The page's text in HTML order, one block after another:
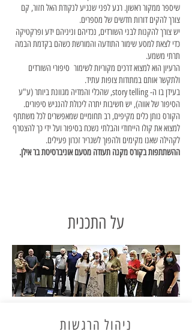
שיספר ממקור ראשון. רגע לפני שנגיע לנקודת האל חזור, קם
צורך להקים דורות חדשים של מספרים.
יש צורך להקנות לבני השורדים, נכדיהם וניניהם ידע ופרקטיקה
כדי לצאת למסע שימור התודעה והמורשת כשהם בקדמת הבמה
תרתי משמע.
הרעיון הוא למצוא דרכים מקוריות לשימור סיפורי השורדים
ולתקשר אותם במתודות צופות עתיד.
בעידן בו ה- story telling, שהכלי והמדיה מגוונת ביותר (ע"ע
הסיפור של אווה), יש חשיבות יתרה ליכולת להנגיש סיפורים.
הקורס נותן כלים מקיפים, רב תחומיים שמאפשרים לכל משתתף
למצוא את קולו הייחודי והבלתי נשכח בסיפור ועל ידי כך להצטרף
לקהילה שאנו מקימים ולהפוך לשגריר זכרון פעילים.
ההשתתפות בקורס מקנה תעודה מטעם אוניברסיטת בר אילן.
על התכנית
ניהול הרגשות